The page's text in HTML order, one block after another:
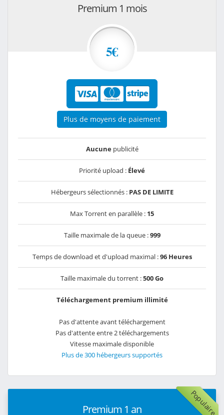
Premium 1 mois
5€
Plus de moyens de paiement
Aucunepublicité
Priorité upload : Élevé
Hébergeurs sélectionnés : PAS DE LIMITE
Max Torrent en parallèle : 15
Taille maximale de la queue :999
Temps de download et d'upload maximal :96 Heures
Taille maximale du torrent :500 Go
Téléchargement premium illimité
Pas d'attente avant téléchargement
Pas d'attente entre 2 téléchargements
Vitesse maximale disponible
Plus de 300 hébergeurs supportés
Populaire
Premium 1 an